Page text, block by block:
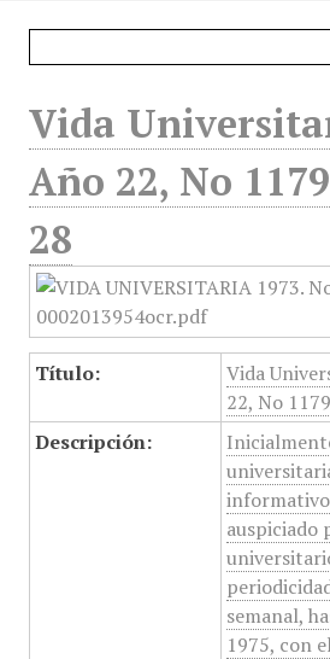
Vida
Año 22, No
28
Título:
Vida
22, No
Descripción:
auspiciado
semanal,
1975, con